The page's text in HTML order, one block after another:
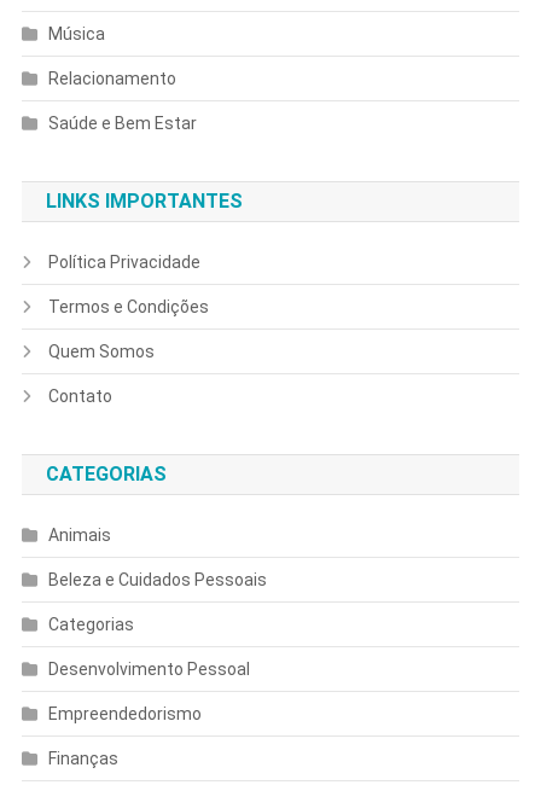
Música
Relacionamento
Saúde e Bem Estar
LINKS IMPORTANTES
Política Privacidade
Termos e Condições
Quem Somos
Contato
CATEGORIAS
Animais
Beleza e Cuidados Pessoais
Categorias
Desenvolvimento Pessoal
Empreendedorismo
Finanças